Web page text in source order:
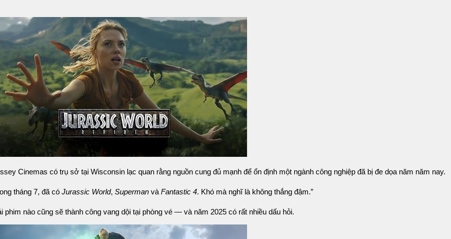
Cinemas có trụ sở tại Wisconsin lạc quan rằng nguồn cung đủ mạnh để ổn định một ngành công nghiệp đã bị đe dọa năm năm nay.
tháng 7, đã có Jurassic World, Superman và Fantastic 4. Khó mà nghĩ là không thắng đậm.”
nào cũng sẽ thành công vang dội tại phòng vé — và năm 2025 có rất nhiều dấu hỏi.